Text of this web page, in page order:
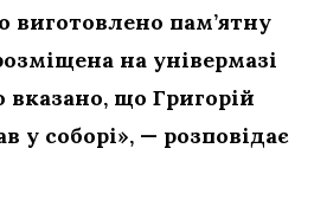
виготовлено пам’ятну
на універмазі
вказано, що Григорій
у соборі», — розповідає